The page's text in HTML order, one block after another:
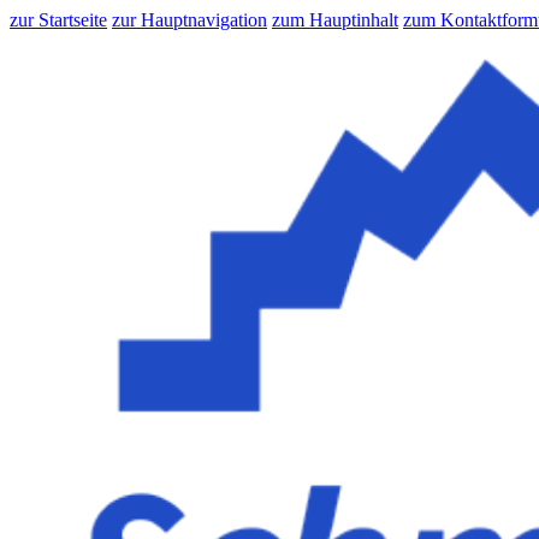
zur Startseite zur Hauptnavigation zum Hauptinhalt zum